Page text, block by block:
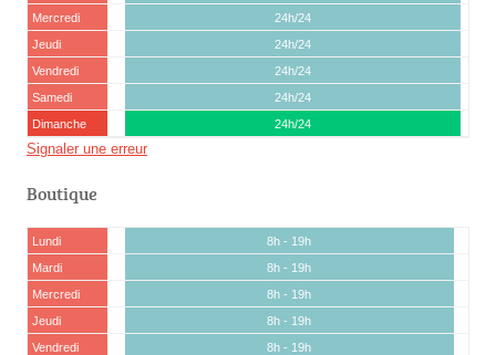
Mercredi
24h/24
Jeudi
24h/24
Vendredi
24h/24
Samedi
24h/24
Dimanche
24h/24
Signaler une erreur
Boutique
Lundi
8h - 19h
Mardi
8h - 19h
Mercredi
8h - 19h
Jeudi
8h - 19h
Vendredi
8h - 19h